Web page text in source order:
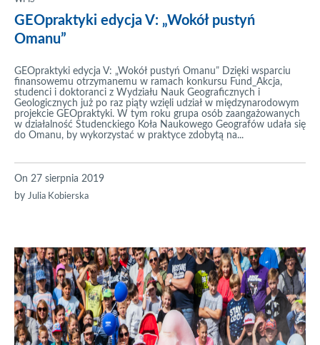
GEOpraktyki edycja V: „Wokół pustyń
Omanu”
GEOpraktyki edycja V: „Wokół pustyń Omanu” Dzięki wsparciu
finansowemu otrzymanemu w ramach konkursu Fund_Akcja,
studenci i doktoranci z Wydziału Nauk Geograficznych i
Geologicznych już po raz piąty wzięli udział w międzynarodowym
projekcie GEOpraktyki. W tym roku grupa osób zaangażowanych
w działalność Studenckiego Koła Naukowego Geografów udała się
do Omanu, by wykorzystać w praktyce zdobytą na...
On 27 sierpnia 2019
by Julia Kobierska